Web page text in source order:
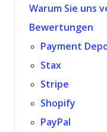
Warum Sie uns
Bewertungen
Payment
Stax
Stripe
Shopify
PayPal